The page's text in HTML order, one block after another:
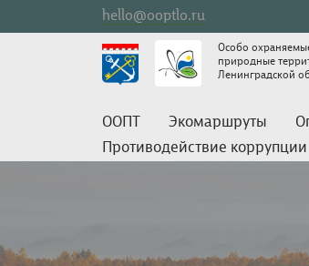
hello@ooptlo.ru
Особо
природные
Ленинградской
ООПТ Экомаршруты
Противодействие коррупции